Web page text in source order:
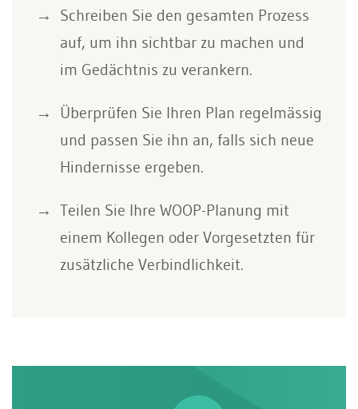
Schreiben Sie den gesamten Prozess
auf, um ihn sichtbar zu machen und
im Gedächtnis zu verankern.
Überprüfen Sie Ihren Plan regelmässig
und passen Sie ihn an, falls sich neue
Hindernisse ergeben.
Teilen Sie Ihre WOOP-Planung mit
einem Kollegen oder Vorgesetzten für
zusätzliche Verbindlichkeit.